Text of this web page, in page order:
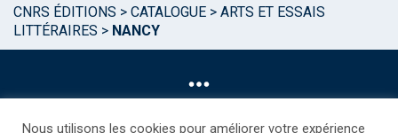
CNRS ÉDITIONS > CATALOGUE > ARTS ET ESSAIS
LITTÉRAIRES > NANCY
Nous utilisons les cookies pour améliorer votre expérience